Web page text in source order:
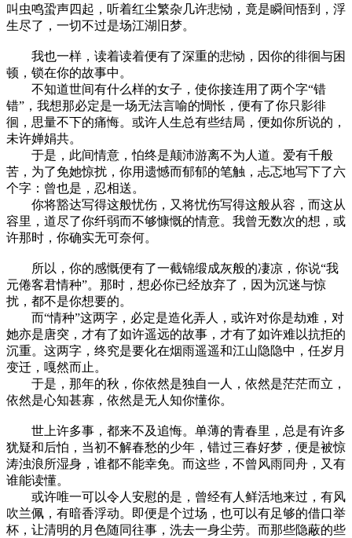
叫虫鸣蛩声四起，听着红尘繁杂几许悲恸，竟是瞬间悟到，浮
生尽了，一切不过是场江湖旧梦。
我也一样，读着读着便有了深重的悲恸，因你的徘徊与困
顿，锁在你的故事中。
不知道世间有什么样的女子，使你接连用了两个字“错
错”，我想那必定是一场无法言喻的惆怅，便有了你只影徘
徊，思量不下的痛悔。或许人生总有些结局，便如你所说的，
未许婵娟共。
于是，此间情意，怕终是颠沛游离不为人道。爱有千般
苦，为了免她惊扰，你用遗憾而郁郁的笔触，忐忑地写下了六
个字：曾也是，忍相送。
你将豁达写得这般忧伤，又将忧伤写得这般从容，而这从
容里，道尽了你纤弱而不够慷慨的情意。我曾无数次的想，或
许那时，你确实无可奈何。
所以，你的感慨便有了一截锦缎成灰般的凄凉，你说“我
元倦客君情种”。那时，想必你已经放弃了，因为沉迷与惊
扰，都不是你想要的。
而“情种”这两字，必定是造化弄人，或许对你是劫难，对
她亦是唐突，才有了如许遥远的故事，才有了如许难以抗拒的
沉重。这两字，终究是要化在烟雨遥遥和江山隐隐中，任岁月
变迁，嘎然而止。
于是，那年的秋，你依然是独自一人，依然是茫茫而立，
依然是心知甚寡，依然是无人知你懂你。
世上许多事，都来不及追悔。单薄的青春里，总是有许多
犹疑和后怕，当初不解春愁的少年，错过三春好梦，便是被惊
涛浊浪所湿身，谁都不能幸免。而这些，不曾风雨同舟，又有
谁能读懂。
或许唯一可以令人安慰的是，曾经有人鲜活地来过，有风
吹兰佩，有暗香浮动。即便是个过场，也可以有足够的借口举
杯，让清明的月色随同往事，洗去一身尘劳。而那些隐蔽的些